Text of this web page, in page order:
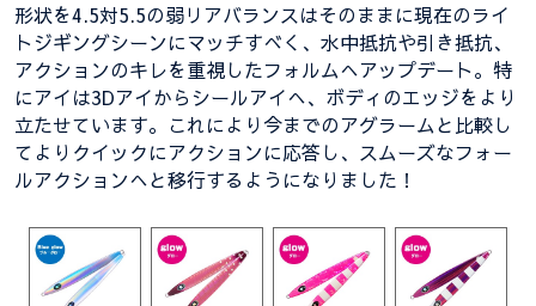
形状を4.5対5.5の弱リアバランスはそのままに現在のライ
トジギングシーンにマッチすべく、水中抵抗や引き抵抗、
アクションのキレを重視したフォルムへアップデート。特
にアイは3Dアイからシールアイへ、ボディのエッジをより
立たせています。これにより今までのアグラームと比較し
てよりクイックにアクションに応答し、スムーズなフォー
ルアクションへと移行するようになりました！